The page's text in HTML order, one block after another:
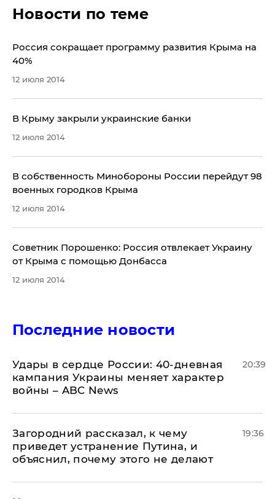
Новости по теме
Россия сокращает программу развития Крыма на
40%
12 июля 2014
​В Крыму закрыли украинские банки
12 июля 2014
В собственность Минобороны России перейдут 98
военных городков Крыма
12 июля 2014
Советник Порошенко: Россия отвлекает Украину
от Крыма с помощью Донбасса
12 июля 2014
Последние новости
Удары в сердце России: 40-дневная
кампания Украины меняет характер
войны – ABC News
20:39
Загородний рассказал, к чему
приведет устранение Путина, и
объяснил, почему этого не делают
19:36